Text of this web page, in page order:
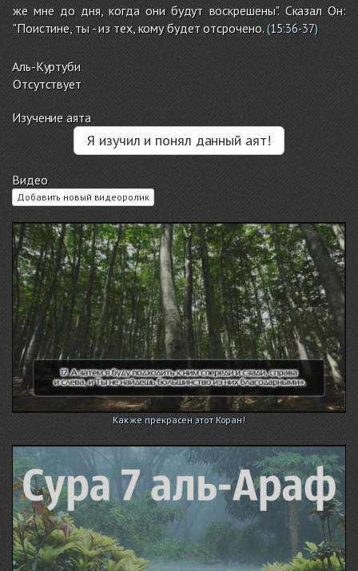
же мне до дня, когда они будут воскрешены". Сказал Он:
"Поистине, ты - из тех, кому будет отсрочено.(15:36-37)
Аль-Куртуби
Отсутствует
Изучение аята
Я изучил и понял данный аят!
Видео
Добавить новый видеоролик
Как же прекрасен этот Коран!